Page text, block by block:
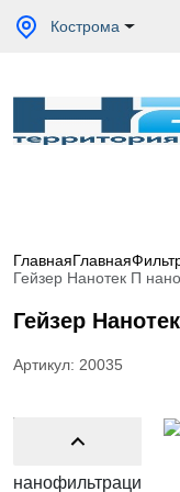
Кострома
Акции
скважины
Фильтры
коттеджа
для
Пластиковые
Обогреватели
ГлавнаяГлавная
Гейзер Нанотек П
Гейзер
Артикул: 20035